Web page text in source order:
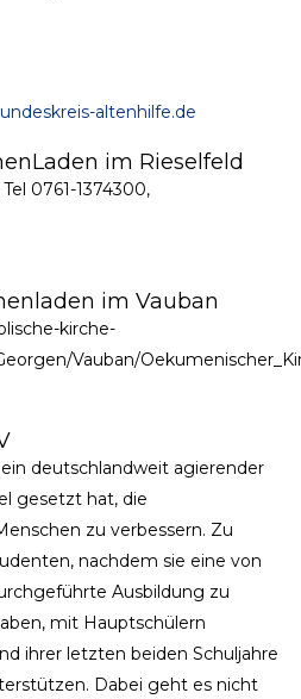
altenhilfe.de
im Rieselfeld
0761-1374300,
im Vauban
kirche-
Vauban/
ein deutschlandweit agierender
gesetzt hat, die
zu verbessern. Zu
nachdem sie eine von
Ausbildung zu
mit Hauptschülern
ihrer letzten beiden Schuljahre
Dabei geht es nicht